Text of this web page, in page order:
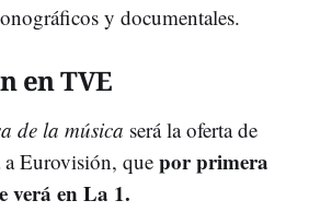
y documentales.
en TVE
de la música será la oferta de
Eurovisión, que por primera
verá en La 1.